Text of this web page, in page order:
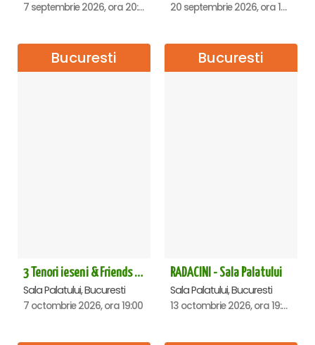
7 septembrie 2026, ora 20:00 20 septembrie 2026, ora 18:00
Bucuresti
3 Tenori ieseni & Friends - Sala Palatului
Sala Palatului, Bucuresti
7 octombrie 2026, ora 19:00
Bucuresti
RADACINI - Sala Palatului
Sala Palatului, Bucuresti
13 octombrie 2026, ora 19:00